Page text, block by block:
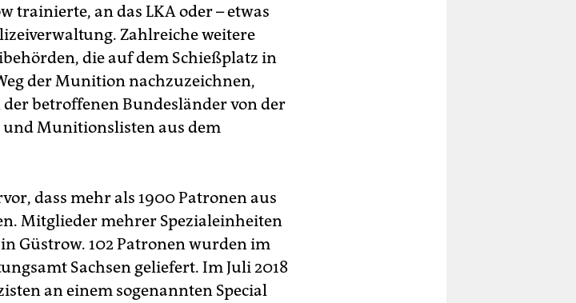
trainierte, an das LKA oder – etwas
Zahlreiche weitere
die auf dem Schießplatz in
der Munition nachzuzeichnen,
betroffenen Bundesländer von der
und Munitionslisten aus dem
dass mehr als 1900 Patronen aus
Mitglieder mehrer Spezialeinheiten
Güstrow. 102 Patronen wurden im
Sachsen geliefert. Im Juli 2018
an einem sogenannten Special